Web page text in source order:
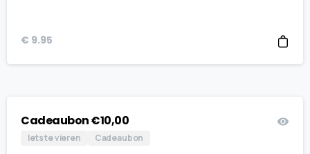
€ 9.95
Cadeaubon €10,00
Iets te vieren Cadeaubon